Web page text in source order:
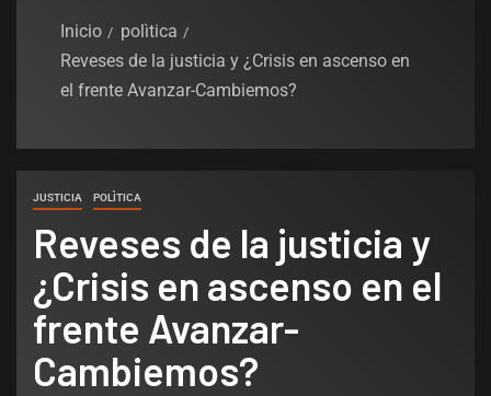
Inicio
polìtica
Reveses de la justicia y ¿Crisis en ascenso en
el frente Avanzar-Cambiemos?
JUSTICIA POLÌTICA
Reveses de la justicia y
¿Crisis en ascenso en el
frente Avanzar-
Cambiemos?